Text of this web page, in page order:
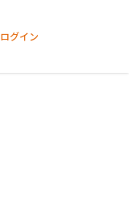
ログイン